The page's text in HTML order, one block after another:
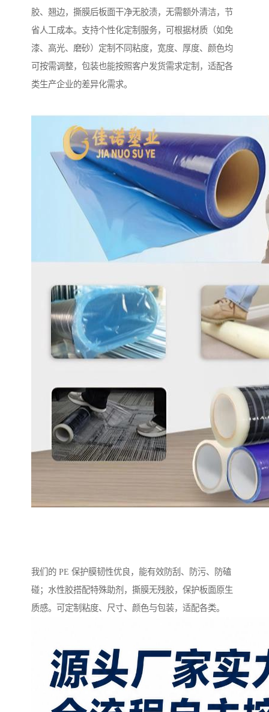
胶、翘边，撕膜后板面干净无胶渍，无需额外清洁，节
省人工成本。支持个性化定制服务，可根据材质（如免
漆、高光、磨砂）定制不同粘度，宽度、厚度、颜色均
可按需调整，包装也能按照客户发货需求定制，适配各
类生产企业的差异化需求。
我们的 PE 保护膜韧性优良，能有效防刮、防污、防磕
碰；水性胶搭配特殊助剂，撕膜无残胶，保护板面原生
质感。可定制粘度、尺寸、颜色与包装，适配各类。